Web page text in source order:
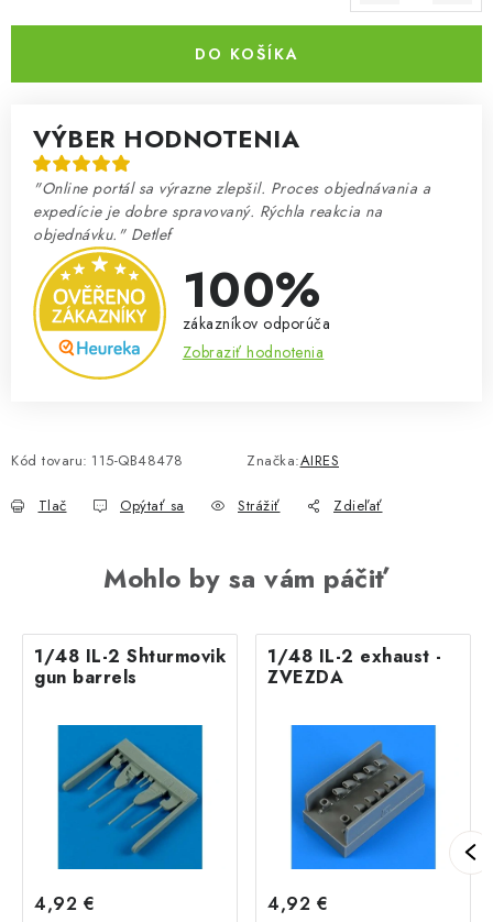
DO KOŠÍKA
VÝBER HODNOTENIA
"Online portál sa výrazne zlepšil. Proces objednávania a
expedície je dobre spravovaný. Rýchla reakcia na
objednávku." Detlef
100%
zákazníkov odporúča
Zobraziť hodnotenia
Kód tovaru: 115-QB48478 Značka:AIRES
Tlač Opýtať sa Strážiť Zdieľať
Mohlo by sa vám páčiť
1/48 IL-2 Shturmovik
gun barrels
4,92 €
1/48 IL-2 exhaust -
ZVEZDA
4,92 €